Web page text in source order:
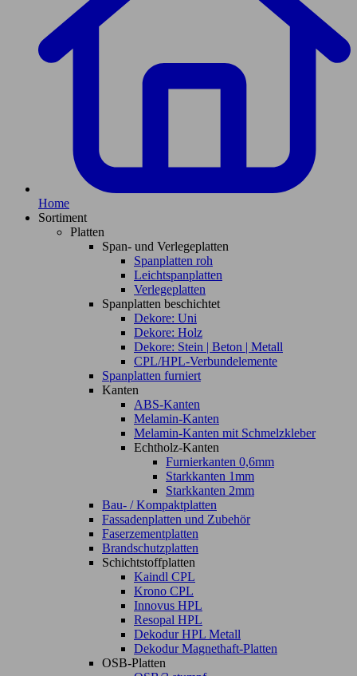
Home
Sortiment
Platten
Span- und Verlegeplatten
Spanplatten roh
Leichtspanplatten
Verlegeplatten
Spanplatten beschichtet
Dekore: Uni
Dekore: Holz
Dekore: Stein | Beton | Metall
CPL/HPL-Verbundelemente
Spanplatten furniert
Kanten
ABS-Kanten
Melamin-Kanten
Melamin-Kanten mit Schmelzkleber
Echtholz-Kanten
Furnierkanten 0,6mm
Starkkanten 1mm
Starkkanten 2mm
Bau- / Kompaktplatten
Fassadenplatten und Zubehör
Faserzementplatten
Brandschutzplatten
Schichtstoffplatten
Kaindl CPL
Krono CPL
Innovus HPL
Resopal HPL
Dekodur HPL Metall
Dekodur Magnethaft-Platten
OSB-Platten